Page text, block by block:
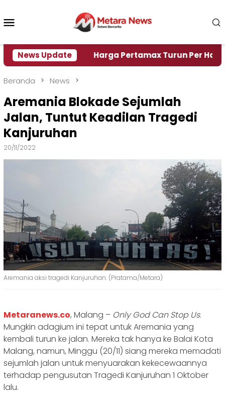
konten
News Update
Air Harga Pertamax Turun Per Hari Ini,
Beranda News
Aremania Blokade Sejumlah
Jalan, Tuntut Keadilan Tragedi
Kanjuruhan
20/11/2022
Aremania aksi tragedi Kanjuruhan. (Pratama/Metara)
Metaranews.co, Malang – Only God Can Stop Us.
Mungkin adagium ini tepat untuk Aremania yang
kembali turun ke jalan. Mereka tak hanya ke Balai Kota
Malang, namun, Minggu (20/11) siang mereka memadati
sejumlah jalan untuk menyuarakan kekecewaannya
terhadap pengusutan Tragedi Kanjuruhan 1 Oktober
lalu.